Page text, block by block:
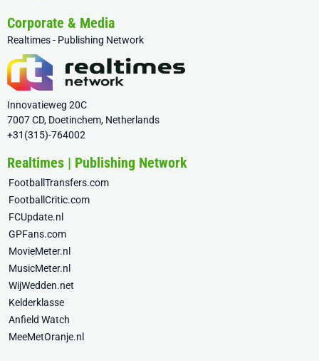
Corporate & Media
Realtimes - Publishing Network
Innovatieweg 20C
7007 CD, Doetinchem, Netherlands
+31(315)-764002
Realtimes | Publishing Network
FootballTransfers.com
FootballCritic.com
FCUpdate.nl
GPFans.com
MovieMeter.nl
MusicMeter.nl
WijWedden.net
Kelderklasse
Anfield Watch
MeeMetOranje.nl